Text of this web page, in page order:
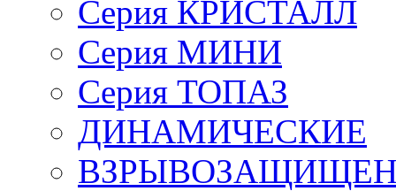
Серия КРИСТАЛЛ
Серия МИНИ
Серия ТОПАЗ
ДИНАМИЧЕСКИЕ